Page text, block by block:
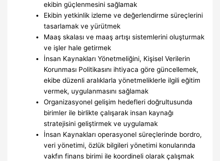
ekibin güçlenmesini sağlamak
Ekibin yetkinlik izleme ve değerlendirme süreçlerini
tasarlamak ve yürütmek
Maaş skalası ve maaş artışı sistemlerini oluşturmak
ve işler hale getirmek
İnsan Kaynakları Yönetmeliğini, Kişisel Verilerin
Korunması Politikasını ihtiyaca göre güncellemek,
ekibe düzenli aralıklarla yönetmeliklerle ilgili eğitim
vermek, uygulanmasını sağlamak
Organizasyonel gelişim hedefleri doğrultusunda
birimler ile birlikte çalışarak insan kaynağı
stratejisini geliştirmek ve uygulamak
İnsan Kaynakları operasyonel süreçlerinde bordro,
veri yönetimi, özlük bilgileri yönetimi konularında
vakfın finans birimi ile koordineli olarak çalışmak